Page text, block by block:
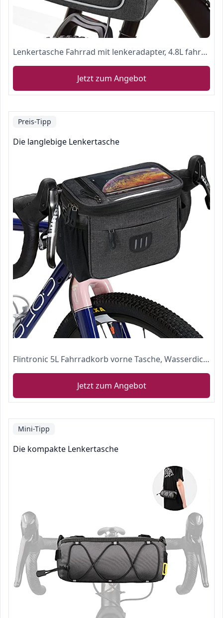
Lenkertasche Fahrrad mit lenkeradapter, 4.8L fahrradkorb vorne Tasche mit Halterung handyhalterung Fahrrad wasserdicht fahrradtasche Lenker mit transparenter Touchscreen und abnehmbarem Schultergurt
Jetzt zum Angebot
Preis-Tipp
Die langlebige Lenkertasche
Flintronic 5L Fahrradkorb vorne Tasche, Wasserdichter Fahrradkorb Tasche mit ouchscreen Vorne Fahrradtasche und Abnehmbarem Schultergurt für alle Handy
Jetzt zum Angebot
Mini-Tipp
Die kompakte Lenkertasche